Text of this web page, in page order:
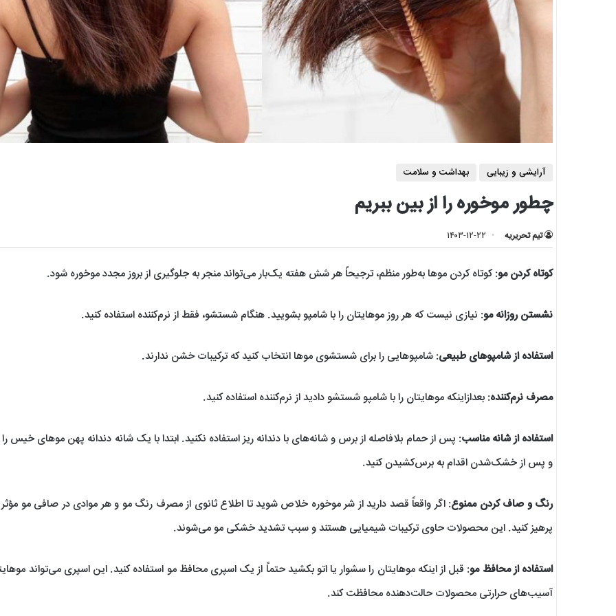
آرایشی و زیبایی بهداشت و سلامت
چطور موخوره را از بین ببریم
تیم تحریریه ۱۴۰۳-۱۲-۲۲
کوتاه‌ کردن مو: کوتاه کردن موها به‌طور منظم، ترجیحاً هر شش هفته یک‌بار می‌تواند منجر به جلوگیری از بروز مجدد موخوره شود.
نشستن روزانه مو: نیازی نیست که هر روز موهایتان را با شامپو بشویید. هنگام شستشو، فقط از نرم‌کننده استفاده کنید.
استفاده از شامپوهای طبیعی: شامپوهایی را برای شستشوی موها انتخاب کنید که ترکیبات خشن ندارند.
مصرف نرم‌کننده: بعدازاینکه موهایتان را با شامپو شستشو دادید از نرم‌کننده استفاده کنید.
استفاده از شانه مناسب: پس از حمام بلافاصله از برس و شانه‌های با دندانه ریز استفاده نکنید. ابتدا با یک شانه دندانه پهن موهای خیس را
و پس از خشک‌شدن اقدام به برس‌کشیدن کنید.
رنگ و صاف‌ کردن ممنوع: اگر واقعاً قصد دارید از شر موخوره خلاص شوید تا اطلاع ثانوی از مصرف رنگ مو و هر موادی در صافی مو
پرهیز کنید. این محصولات حاوی ترکیبات شیمیایی هستند و سبب تشدید خشکی مو می‌شوند.
استفاده از محافظ مو: قبل از اینکه موهایتان را سشوار یا اتو بکشید حتماً از یک اسپری محافظ مو استفاده کنید. این اسپری می‌تواند
آسیب‌های حرارتی محصولات حالت‌دهنده محافظت کند.